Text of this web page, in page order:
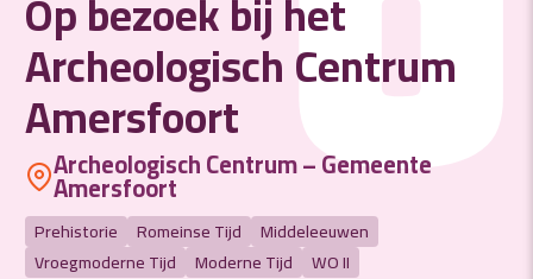
Archeologisch Centrum
Amersfoort
Archeologisch Centrum – Gemeente
Amersfoort
Prehistorie Romeinse Tijd
Middeleeuwen
Vroegmoderne Tijd
Moderne Tijd WO II